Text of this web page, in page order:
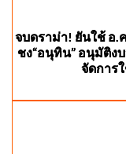
จบดราม่า! ยันใช้ อ.
ชง“อนุทิน” อนุมัติง
จัดการ